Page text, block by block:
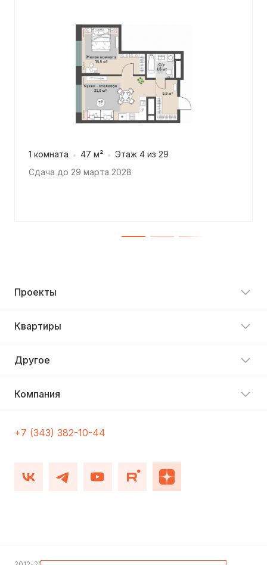
1 комната 47 м²
Этаж 4 из 29
Сдача до 29 марта 2028
Проекты
Квартиры
Другое
Компания
+7 (343) 382-10-44